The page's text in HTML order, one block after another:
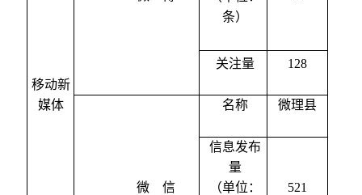
条）
关注量
128
移动新
媒体
名称 微理县
微 信
信息发布
量
521
（单位：